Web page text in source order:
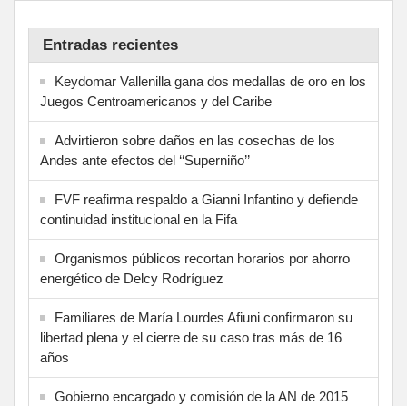
Entradas recientes
Keydomar Vallenilla gana dos medallas de oro en los
Juegos Centroamericanos y del Caribe
Advirtieron sobre daños en las cosechas de los
Andes ante efectos del ‘‘Superniño’’
FVF reafirma respaldo a Gianni Infantino y defiende
continuidad institucional en la Fifa
Organismos públicos recortan horarios por ahorro
energético de Delcy Rodríguez
Familiares de María Lourdes Afiuni confirmaron su
libertad plena y el cierre de su caso tras más de 16
años
Gobierno encargado y comisión de la AN de 2015